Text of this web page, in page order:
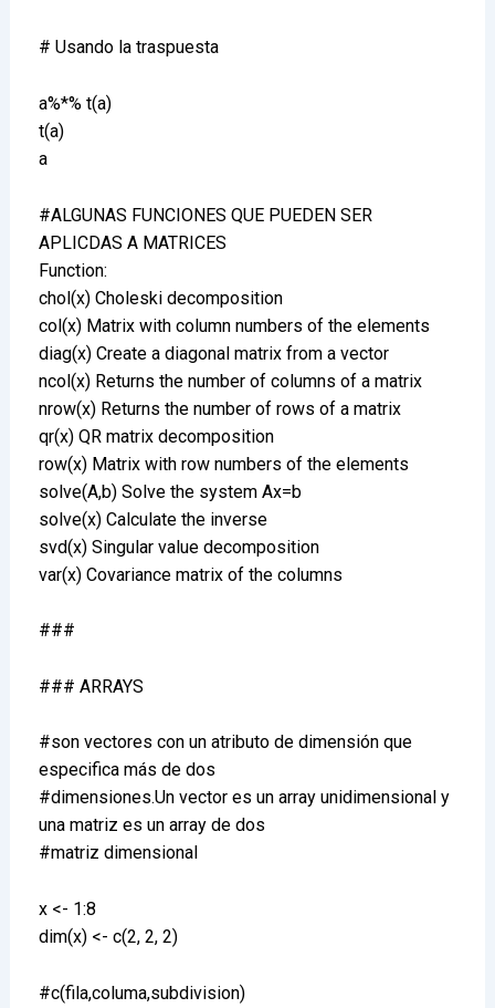
# Usando la traspuesta
a%*% t(a)
t(a)
a
#ALGUNAS FUNCIONES QUE PUEDEN SER
APLICDAS A MATRICES
Function:
chol(x) Choleski decomposition
col(x) Matrix with column numbers of the elements
diag(x) Create a diagonal matrix from a vector
ncol(x) Returns the number of columns of a matrix
nrow(x) Returns the number of rows of a matrix
qr(x) QR matrix decomposition
row(x) Matrix with row numbers of the elements
solve(A,b) Solve the system Ax=b
solve(x) Calculate the inverse
svd(x) Singular value decomposition
var(x) Covariance matrix of the columns
###
### ARRAYS
#son vectores con un atributo de dimensión que
especifica más de dos
#dimensiones.Un vector es un array unidimensional y
una matriz es un array de dos
#matriz dimensional
x <- 1:8
dim(x) <- c(2, 2, 2)
#c(fila,columa,subdivision)